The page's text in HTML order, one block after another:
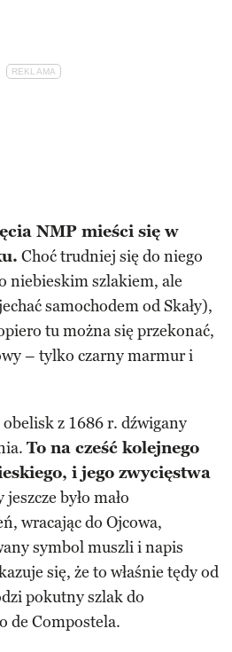
NMP mieści się w
Choć trudniej się do niego
niebieskim szlakiem, ale
samochodem od Skały),
tu można się przekonać,
– tylko czarny marmur i
obelisk z 1686 r. dźwigany
To na cześć kolejnego
i jego zwycięstwa
jeszcze było mało
wracając do Ojcowa,
symbol muszli i napis
się, że to właśnie tędy od
pokutny szlak do
de Compostela.